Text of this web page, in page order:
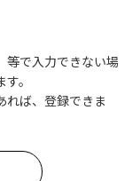
等で入力できない場
。
れば、登録できま